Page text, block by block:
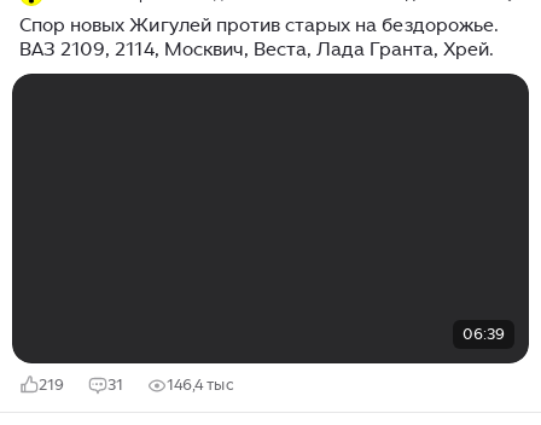
Спор новых Жигулей против старых на бездорожье.
ВАЗ 2109, 2114, Москвич, Веста, Лада Гранта, Хрей.
06:39
219 31 146,4 тыс